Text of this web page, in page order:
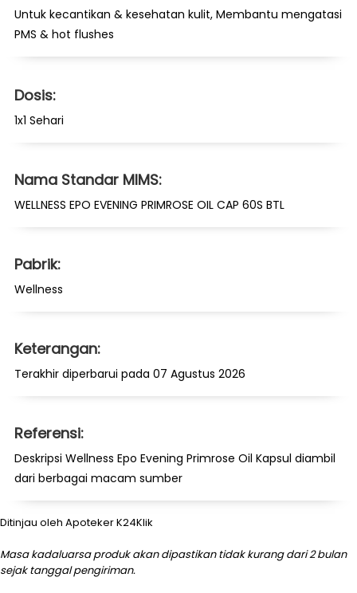
Untuk kecantikan & kesehatan kulit, Membantu mengatasi
PMS & hot flushes
Dosis:
1x1 Sehari
Nama Standar MIMS:
WELLNESS EPO EVENING PRIMROSE OIL CAP 60S BTL
Pabrik:
Wellness
Keterangan:
Terakhir diperbarui pada 07 Agustus 2026
Referensi:
Deskripsi Wellness Epo Evening Primrose Oil Kapsul diambil
dari berbagai macam sumber
Ditinjau oleh Apoteker K24Klik
Masa kadaluarsa produk akan dipastikan tidak kurang dari 2 bulan
sejak tanggal pengiriman.